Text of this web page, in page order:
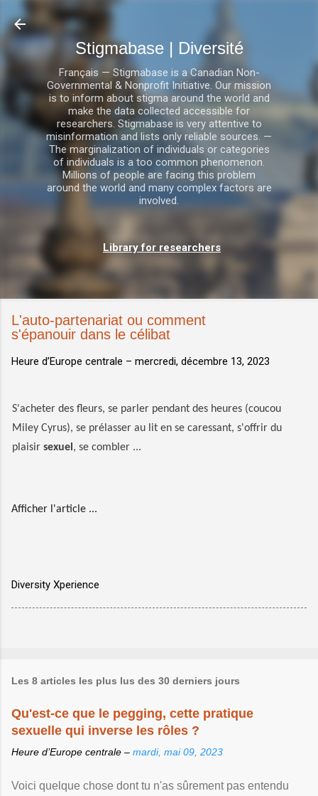
Stigmabase | Diversité
Français — Stigmabase is a Canadian Non-
Governmental & Nonprofit Initiative. Our mission
is to inform about stigma around the world and
make the data collected accessible for
researchers. Stigmabase is very attentive to
misinformation and lists only reliable sources. —
The marginalization of individuals or categories
of individuals is a too common phenomenon.
Millions of people are facing this problem
around the world and many complex factors are
involved.
Library for researchers
L'auto-partenariat ou comment
s'épanouir dans le célibat
Heure d’Europe centrale – mercredi, décembre 13, 2023
S'acheter des fleurs, se parler pendant des heures (coucou
Miley Cyrus), se prélasser au lit en se caressant, s'offrir du
plaisir sexuel , se combler ...
Afficher l'article ...
Diversity Xperience
Les 8 articles les plus lus des 30 derniers jours
Qu'est-ce que le pegging, cette pratique
sexuelle qui inverse les rôles ?
Heure d’Europe centrale – mardi, mai 09, 2023
Voici quelque chose dont tu n'as sûrement pas entendu